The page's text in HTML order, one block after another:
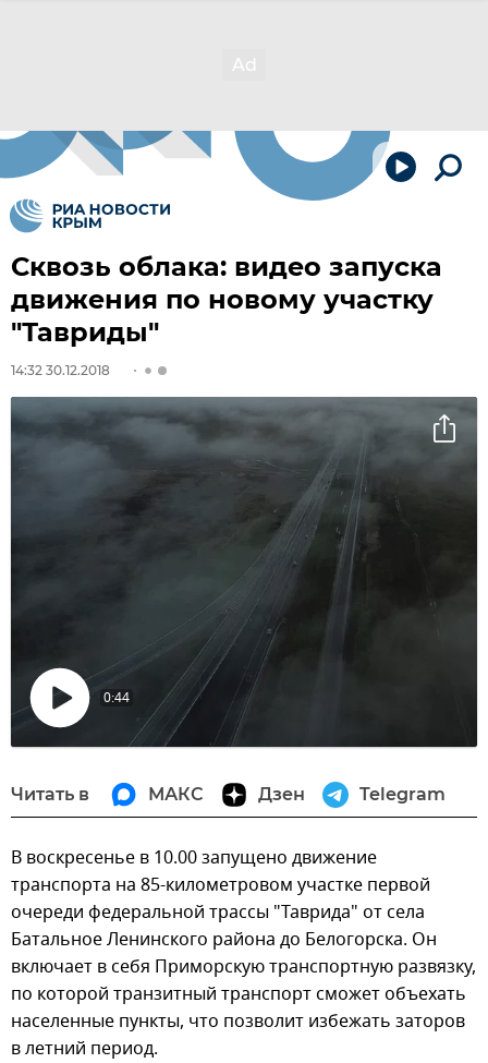
Сквозь облака: видео запуска
движения по новому участку
"Тавриды"
14:32 30.12.2018
Воспроизвести
0:44
Читать в МАКС Дзен Telegram
В воскресенье в 10.00 запущено движение
транспорта на 85-километровом участке первой
очереди федеральной трассы "Таврида" от села
Батальное Ленинского района до Белогорска. Он
включает в себя Приморскую транспортную развязку,
по которой транзитный транспорт сможет объехать
населенные пункты, что позволит избежать заторов
в летний период.